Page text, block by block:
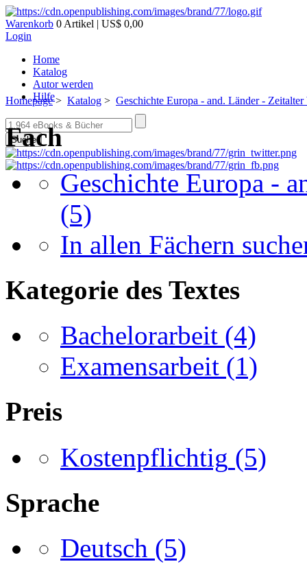
Warenkorb 0 Artikel | US$ 0,00
Login
Home
Katalog
Autor werden
Hilfe
Suche
Homepage> Katalog > Geschichte Europa - and. Länder - Zeitalter
Fach
Geschichte Europa -
(5)
In allen Fächern
Kategorie des Textes
Bachelorarbeit (4)
Examensarbeit (1)
Preis
Kostenpflichtig (5)
Sprache
Deutsch (5)